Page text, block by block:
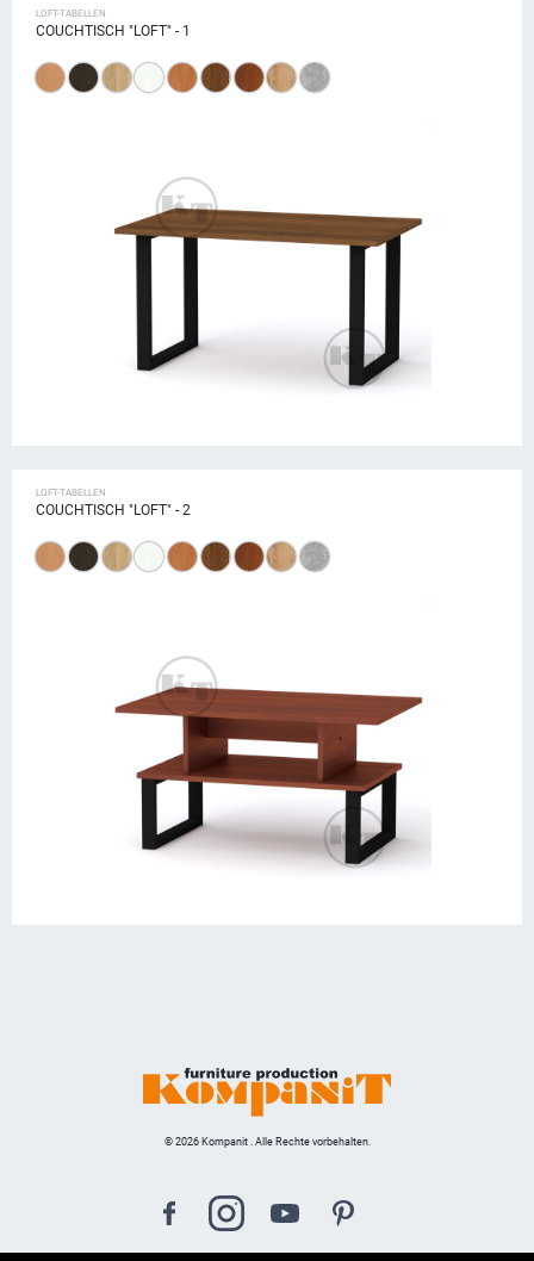
LOFT-TABELLEN
COUCHTISCH "LOFT" - 1
LOFT-TABELLEN
COUCHTISCH "LOFT" - 2
© 2026 Kompanit . Alle Rechte vorbehalten.